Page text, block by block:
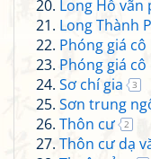
Long Hồ vãn
Long Thành
Phóng giá cô
Phóng giá cô
Sơ chí gia 3
Sơn trung
Thôn cư 2
Thôn cư dạ